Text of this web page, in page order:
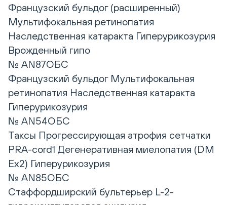
Французский бульдог (расширенный)
Мультифокальная ретинопатия
Наследственная катаракта Гиперурикозурия
Врожденный гипо
№ AN87ОБС
Французский бульдог Мультифокальная
ретинопатия Наследственная катаракта
Гиперурикозурия
№ AN54ОБС
Таксы Прогрессирующая атрофия сетчатки
PRA-cord1 Дегенеративная миелопатия (DM
Ex2) Гиперурикозурия
№ AN85ОБС
Стаффордширский бультерьер L-2-